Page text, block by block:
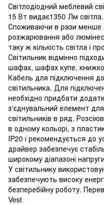
Світлодіодний меблевий
15 Вт видає1350 Лм
Споживаючи в рази менше
розжарювання або
таку ж кількість світла і
Світильник відмінно
шафах, шафах купе,
Кабель для підключення
світильника. Для
необхідно придбати
з'єднувальний елемент
світильників в ряд.
в одному кольорі, з
IP20 і рекомендується до
драйвер забезпечує
широкому діапазоні
У світильнику
забезпечують високу
безперебійну роботу.
Vest